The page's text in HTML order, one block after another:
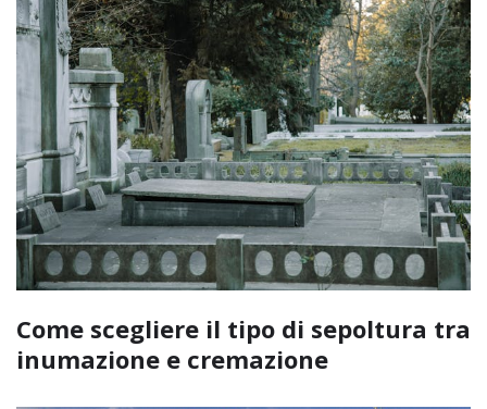
Come scegliere il tipo di sepoltura tra
inumazione e cremazione